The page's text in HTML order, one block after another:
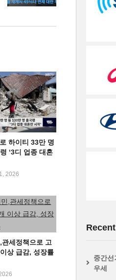
하이티 33만 명
‘3디 업종 대혼
2026
세정책으로 고
상 급감, 성장률
중간
우세